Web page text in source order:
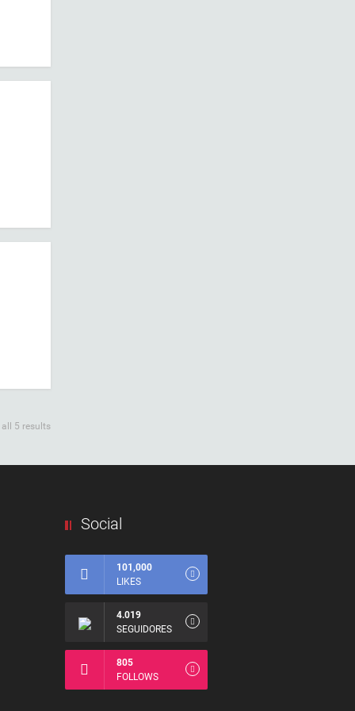
5 results
Social
101,000
LIKES
4.019
SEGUIDORES
805
FOLLOWS